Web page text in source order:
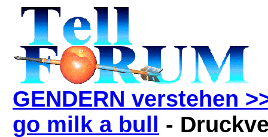
GENDERN verstehen
go milk a bull
-